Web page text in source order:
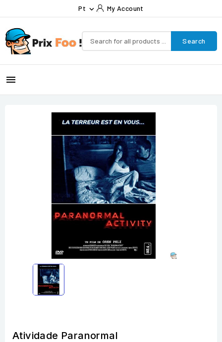
Pt  My Account
Search

Atividade Paranormal